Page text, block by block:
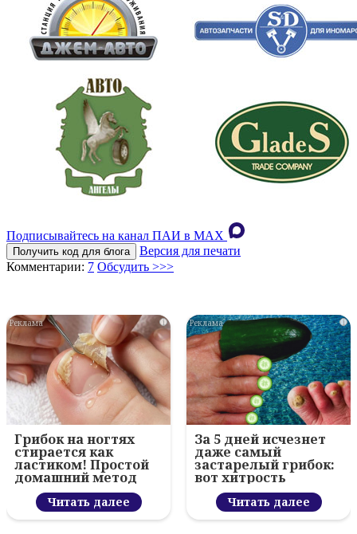
Подписывайтесь на канал ПАИ в MAХ
Получить код для блога
Версия для печати
Комментарии: 7 Обсудить >>>
i
Грибок на ногтях
стирается как
ластиком! Простой
домашний метод
Читать далее
i
За 5 дней исчезнет
даже самый
застарелый грибок:
вот хитрость
Читать далее